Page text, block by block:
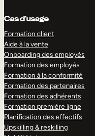
Cas d’usage
Formation client
Aide à la vente
Onboarding des employés
Formation des employés
Formation à la conformité
Formation des partenaires
Formation des adhérents
Formation première ligne
Planification des effectifs
Upskilling & reskilling